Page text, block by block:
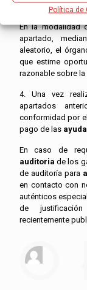
Política de
intereses
En la modalidad
apartado,
aleatorio, el
que estime
razonable sobre
4. Una vez
apartados
conformidad por
pago de las
En caso de
auditoria de los
de auditoría para
en contacto con
auténticos
de
recientemente